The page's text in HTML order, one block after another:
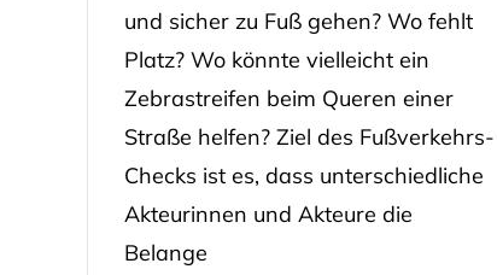
und sicher zu Fuß gehen? Wo fehlt
Platz? Wo könnte vielleicht ein
Zebrastreifen beim Queren einer
Straße helfen? Ziel des Fußverkehrs-
Checks ist es, dass unterschiedliche
Akteurinnen und Akteure die
Belange